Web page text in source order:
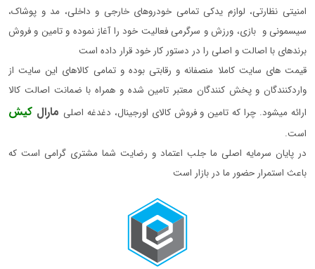
امنیتی نظارتی، لوازم یدکی تمامی خودروهای خارجی و داخلی، مد و پوشاک،
سیسمونی و بازی، ورزش و سرگرمی فعالیت خود را آغاز نموده و تامین و فروش
برندهای با اصالت و اصلی را در دستور کار خود قرار داده است
قیمت های سایت کاملا منصفانه و رقابتی بوده و تمامی کالاهای این سایت از
واردکنندگان و پخش کنندگان معتبر تامین شده و همراه با ضمانت اصالت کالا
ارائه میشود. چرا که تامین و فروش کالای اورجینال، دغدغه اصلی مارال کیش
است.
در پایان سرمایه اصلی ما جلب اعتماد و رضایت شما مشتری گرامی است که
باعث استمرار حضور ما در بازار است